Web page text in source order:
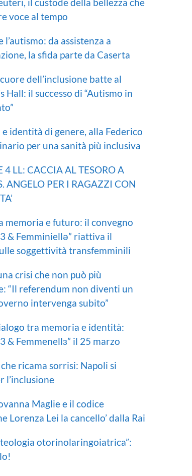
voce al tempo
l’autismo: da assistenza a
la sfida parte da Caserta
dell’inclusione batte al
Hall: il successo di “Autismo in
identità di genere, alla Federico
per una sanità più inclusiva
4 LL: CACCIA AL TESORO A
ANGELO PER I RAGAZZI CON
memoria e futuro: il convegno
& Femminiellə” riattiva il
soggettività transfemminili
crisi che non può più
“Il referendum non diventi un
intervenga subito”
tra memoria e identità:
& Femmenellɜ” il 25 marzo
ricama sorrisi: Napoli si
l’inclusione
Maglie e il codice
Lorenza Lei la cancello’ dalla Rai
otorinolaringoiatrica”: